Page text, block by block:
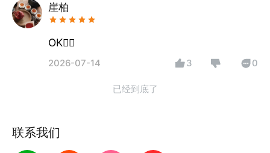
崖柏
OK👌🏻
2026-07-14 3 0
已经到底了
联系我们